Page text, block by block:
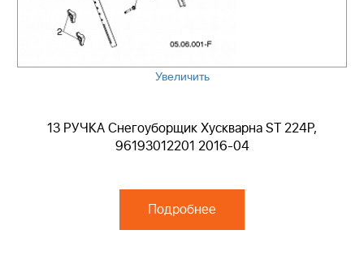
Увеличить
13 РУЧКА Снегоуборщик Хускварна ST 224P,
96193012201 2016-04
Подробнее